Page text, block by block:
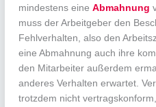
mindestens eineAbmahnung
muss der Arbeitgeber den
Fehlverhalten, also den
eine Abmahnung auch ihre
den Mitarbeiter außerdem
anderes Verhalten erwartet.
trotzdem nicht